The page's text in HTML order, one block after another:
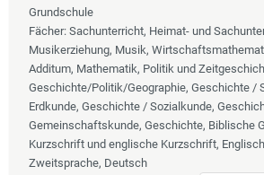
Grundschule
Fächer: Sachunterricht, Heimat- und
Musikerziehung, Musik,
Additum, Mathematik, Politik und
Geschichte/Politik/Geographie, Geschichte /
Erdkunde, Geschichte / Sozialkunde,
Gemeinschaftskunde, Geschichte, Biblische
Kurzschrift und englische Kurzschrift,
Zweitsprache, Deutsch